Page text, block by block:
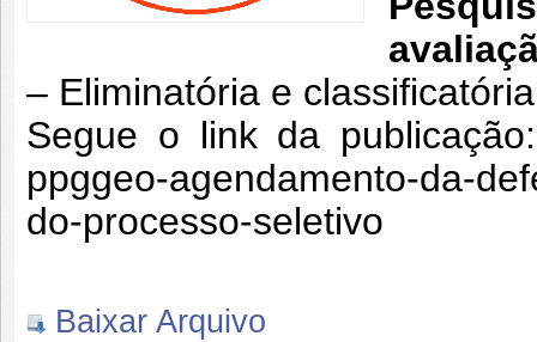
– Eliminatória e
Segue o link da
ppggeo-agendamento-da-
do-processo-seletivo
Baixar Arquivo